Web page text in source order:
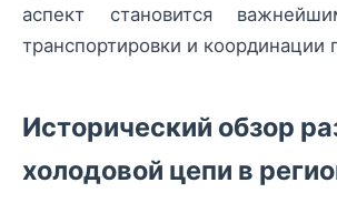
аспект становится
транспортировки и координации
Исторический обзор
холодовой цепи в